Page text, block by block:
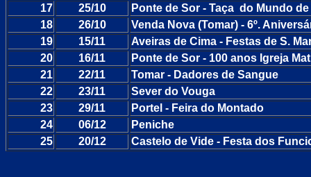
17
25/10 Ponte de Sor - Taça do Mundo
18
26/10
Venda Nova (Tomar) - 6º.
19
15/11
Aveiras de Cima - Festas de S.
20
16/11
Ponte de Sor - 100 anos Igreja
21
22/11
Tomar - Dadores de Sangue
22
23/11
Sever do Vouga
23
29/11
Portel - Feira do Montado
24
06/12
Peniche
25
20/12 Castelo de Vide - Festa dos